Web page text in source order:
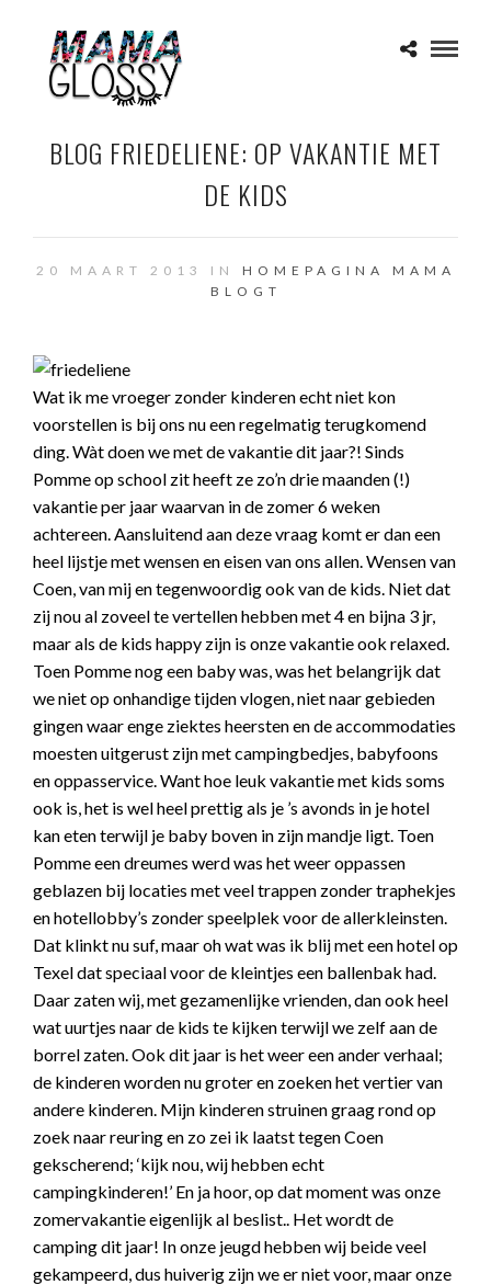
BLOG FRIEDELIENE: OP VAKANTIE MET
DE KIDS
20 MAART 2013 IN HOMEPAGINA
MAMA
BLOGT
Wat ik me vroeger zonder kinderen echt niet kon
voorstellen is bij ons nu een regelmatig terugkomend
ding. Wàt doen we met de vakantie dit jaar?! Sinds
Pomme op school zit heeft ze zo’n drie maanden (!)
vakantie per jaar waarvan in de zomer 6 weken
achtereen. Aansluitend aan deze vraag komt er dan een
heel lijstje met wensen en eisen van ons allen. Wensen van
Coen, van mij en tegenwoordig ook van de kids. Niet dat
zij nou al zoveel te vertellen hebben met 4 en bijna 3 jr,
maar als de kids happy zijn is onze vakantie ook relaxed.
Toen Pomme nog een baby was, was het belangrijk dat
we niet op onhandige tijden vlogen, niet naar gebieden
gingen waar enge ziektes heersten en de accommodaties
moesten uitgerust zijn met campingbedjes, babyfoons
en oppasservice. Want hoe leuk vakantie met kids soms
ook is, het is wel heel prettig als je ’s avonds in je hotel
kan eten terwijl je baby boven in zijn mandje ligt. Toen
Pomme een dreumes werd was het weer oppassen
geblazen bij locaties met veel trappen zonder traphekjes
en hotellobby’s zonder speelplek voor de allerkleinsten.
Dat klinkt nu suf, maar oh wat was ik blij met een hotel op
Texel dat speciaal voor de kleintjes een ballenbak had.
Daar zaten wij, met gezamenlijke vrienden, dan ook heel
wat uurtjes naar de kids te kijken terwijl we zelf aan de
borrel zaten. Ook dit jaar is het weer een ander verhaal;
de kinderen worden nu groter en zoeken het vertier van
andere kinderen. Mijn kinderen struinen graag rond op
zoek naar reuring en zo zei ik laatst tegen Coen
gekscherend; ‘kijk nou, wij hebben echt
campingkinderen!’ En ja hoor, op dat moment was onze
zomervakantie eigenlijk al beslist.. Het wordt de
camping dit jaar! In onze jeugd hebben wij beide veel
gekampeerd, dus huiverig zijn we er niet voor, maar onze